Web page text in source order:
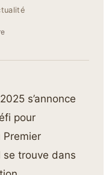
s’annonce
pour
Premier
se trouve dans